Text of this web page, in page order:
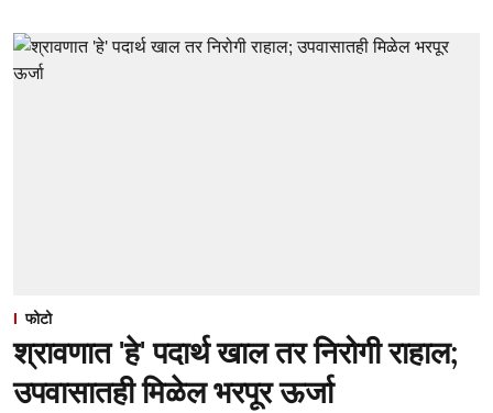
फोटो
श्रावणात 'हे' पदार्थ खाल तर निरोगी राहाल;
उपवासातही मिळेल भरपूर ऊर्जा